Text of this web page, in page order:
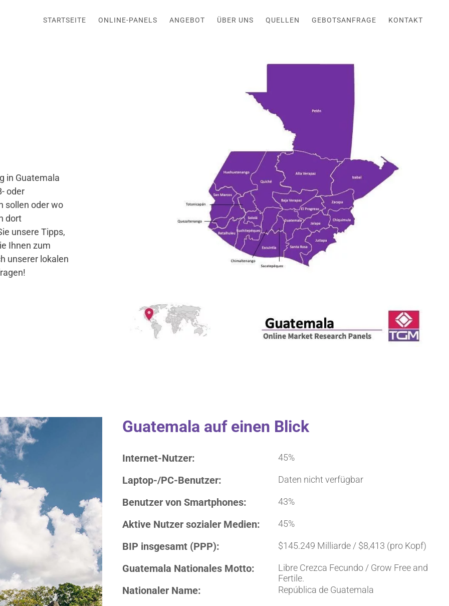
STARTSEITE ONLINE-PANELS ANGEBOT ÜBER UNS QUELLEN GEBOTSANFRAGE KONTAKT
in Guatemala
oder
sollen oder wo
dort
unsere Tipps,
Ihnen zum
unserer lokalen
Guatemala auf einen Blick
Internet-Nutzer: 45%
Laptop-/PC-Benutzer: Daten nicht verfügbar
Benutzer von Smartphones: 43%
Aktive Nutzer sozialer Medien: 45%
BIP insgesamt (PPP): $145.249 Milliarde / $8,413 (pro Kopf)
Guatemala Nationales Motto:
Libre Crezca Fecundo / Grow Free and
Fertile.
Nationaler Name: República de Guatemala